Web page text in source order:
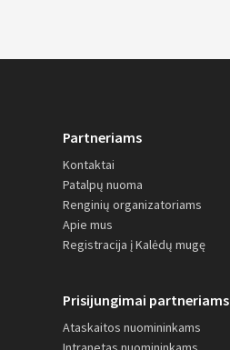
Partneriams
Kontaktai
Patalpų nuoma
Renginių organizatoriams
Apie mus
Registracija į Kalėdų mugę
Prisijungimai partneriams
Ataskaitos nuomininkams